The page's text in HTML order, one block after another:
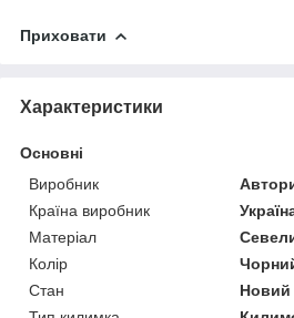
Приховати
Характеристики
Основні
Виробник
Країна виробник
Матеріал
Колір
Стан
Новий